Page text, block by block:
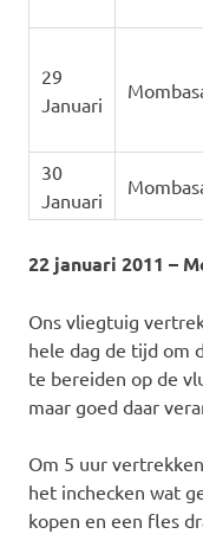
29
Januari
30
Januari
22 januari 2011 –
Ons vliegtuig
hele dag de tijd om
te bereiden op de
maar goed daar
Om 5 uur
het inchecken wat
kopen en een fles